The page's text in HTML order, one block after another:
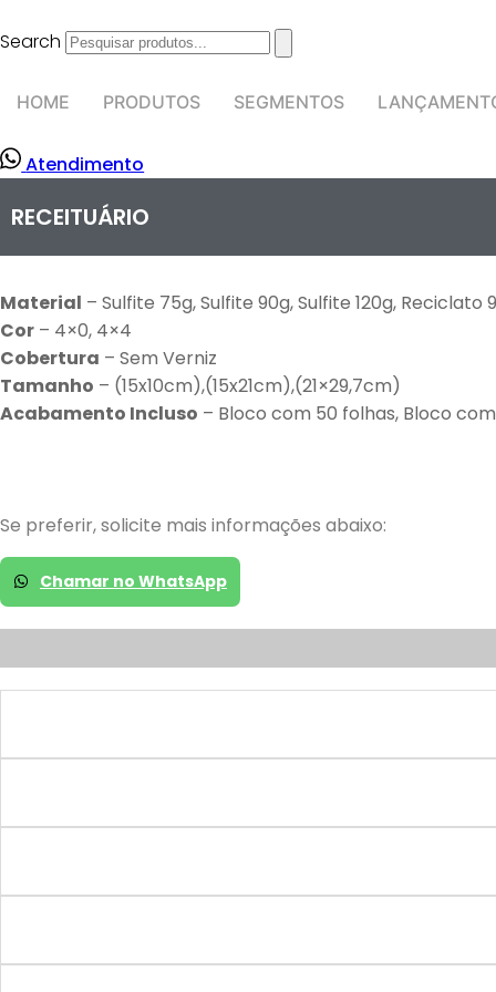
para
conteúdo
Search
HOME PRODUTOS SEGMENTOS
Atendimento
RECEITUÁRIO
Material – Sulfite 75g, Sulfite 90g, Sulfite 120g, Reciclato
Cor – 4×0, 4×4
Cobertura – Sem Verniz
Tamanho – (15x10cm),(15x21cm),(21×29,7cm)
Acabamento Incluso – Bloco com 50 folhas, Bloco
Se preferir, solicite mais informações abaixo:
Chamar no WhatsApp